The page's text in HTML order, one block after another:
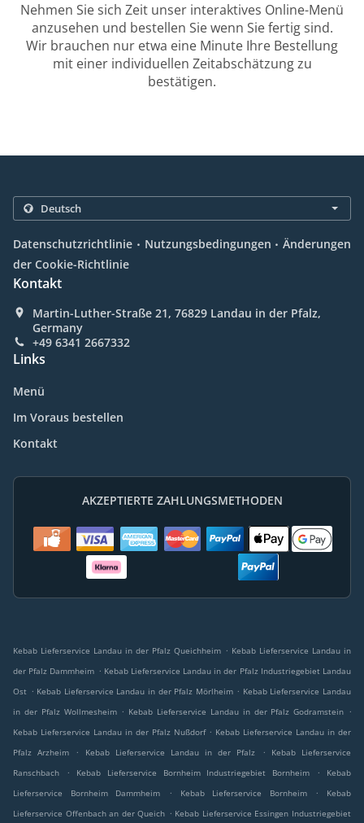
Nehmen Sie sich Zeit unser interaktives Online-Menü
anzusehen und bestellen Sie wenn Sie fertig sind.
Wir brauchen nur etwa eine Minute Ihre Bestellung
mit einer individuellen Zeitabschätzung zu
bestätigen.
Datenschutzrichtlinie . Nutzungsbedingungen . Änderungen
der Cookie-Richtlinie
Kontakt
Martin-Luther-Straße 21, 76829 Landau in der Pfalz,
Germany
+49 6341 2667332
Links
Menü
Im Voraus bestellen
Kontakt
AKZEPTIERTE ZAHLUNGSMETHODEN
Kebab Lieferservice Landau in der Pfalz Queichheim . Kebab Lieferservice Landau in
der Pfalz Dammheim . Kebab Lieferservice Landau in der Pfalz Industriegebiet Landau
Ost . Kebab Lieferservice Landau in der Pfalz Mörlheim . Kebab Lieferservice Landau
in der Pfalz Wollmesheim . Kebab Lieferservice Landau in der Pfalz Godramstein .
Kebab Lieferservice Landau in der Pfalz Nußdorf . Kebab Lieferservice Landau in der
Pfalz Arzheim
. Kebab Lieferservice Landau in der Pfalz .
Kebab Lieferservice
Ranschbach
. Kebab Lieferservice Bornheim Industriegebiet Bornheim .
Kebab
Lieferservice Bornheim Dammheim
. Kebab Lieferservice Bornheim .
Kebab
Lieferservice Offenbach an der Queich . Kebab Lieferservice Essingen Industriegebiet